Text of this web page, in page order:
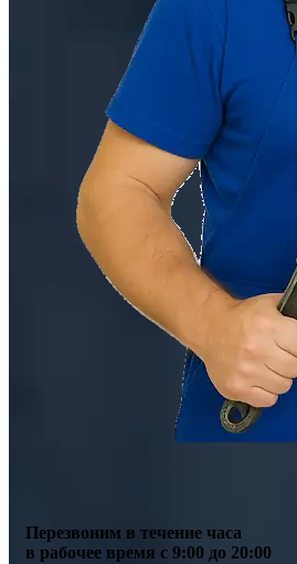
Перезвоним в течение часа
в рабочее время с 9:00 до 20:00